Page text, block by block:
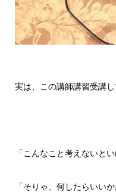
実は、この講師講習受講
「こんなこと考えないと
「そりゃ、何したらいい